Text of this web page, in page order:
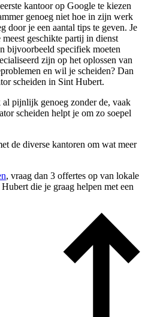
kantoor op Google te kiezen
genoeg niet hoe in zijn werk
door je een aantal tips te geven. Je
geschikte partij in dienst
bijvoorbeeld specifiek moeten
zijn op het oplossen van
en wil je scheiden? Dan
scheiden in Sint Hubert.
pijnlijk genoeg zonder de, vaak
scheiden helpt je om zo soepel
de diverse kantoren om wat meer
, vraag dan 3 offertes op van lokale
die je graag helpen met een